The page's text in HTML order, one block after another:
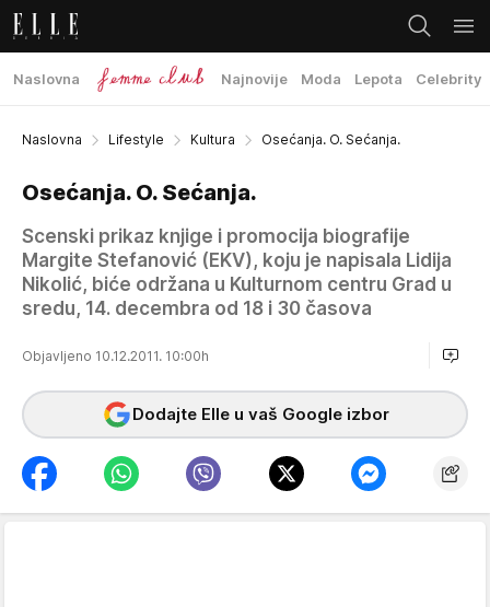
Naslovna Najnovije Moda Lepota Celebrity
Naslovna Lifestyle Kultura Osećanja. O. Sećanja.
Osećanja. O. Sećanja.
Scenski prikaz knjige i promocija biografije
Margite Stefanović (EKV), koju je napisala Lidija
Nikolić, biće održana u Kulturnom centru Grad u
sredu, 14. decembra od 18 i 30 časova
Objavljeno 10.12.2011. 10:00h
Dodajte Elle u vaš Google izbor